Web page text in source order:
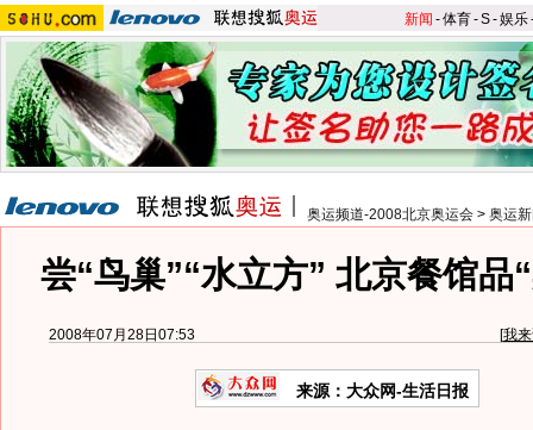
新闻 -体育-S-娱乐
奥运频道-2008北京奥运会 > 奥运
尝“鸟巢”“水立方” 北京餐馆品
2008年07月28日07:53 [我
来源：大众网-生活日报